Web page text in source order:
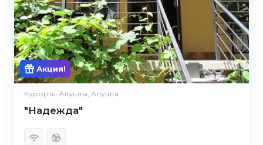
Акция!
Курорты Алушты, Алушта
"Надежда"